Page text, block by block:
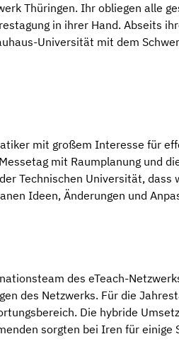
Thüringen. Ihr obliegen alle
in ihrer Hand. Abseits
Universität mit dem
mit großem Interesse für
mit Raumplanung und
Technischen Universität, dass
Ideen, Änderungen und
des eTeach-
des Netzwerks. Für die
Die hybride
sorgten bei Iren für